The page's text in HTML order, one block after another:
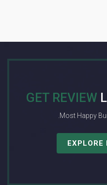
GET REVIEW
Most Happy
EXPLORE